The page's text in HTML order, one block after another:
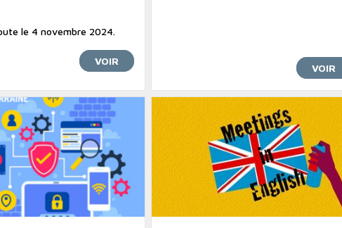
le 4 novembre 2024.
VOIR
VOIR